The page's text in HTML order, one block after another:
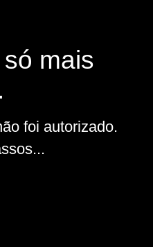
mais
foi autorizado.